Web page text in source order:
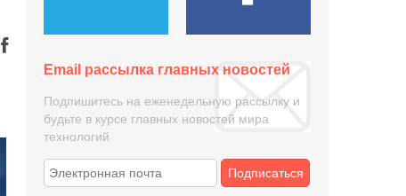
Email рассылка главных новостей
Подпишитесь на еженедельную рассылку и
будьте в курсе главных новостей мира
технологий
Подписаться